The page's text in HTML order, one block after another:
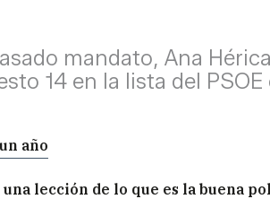
mandato, Ana
14 en la lista del
año
lección de lo que es la buena